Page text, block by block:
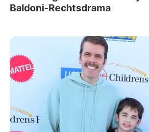
Baldoni-Rechtsdrama